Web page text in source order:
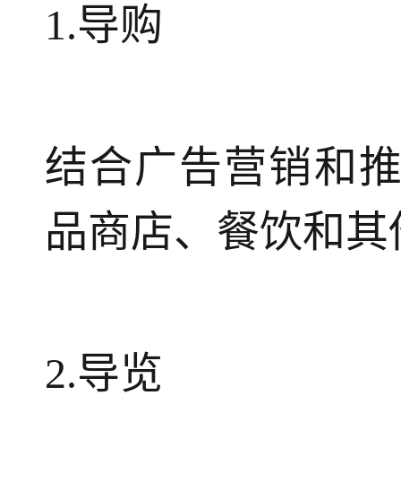
1.导购
结合广告营销和
品商店、餐饮和
2.导览